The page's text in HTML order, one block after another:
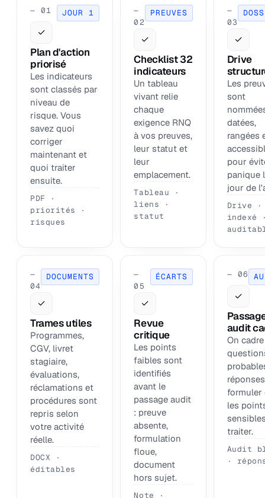
— 01 JOUR 1
✓
Plan d'action
priorisé
Les indicateurs
sont classés par
niveau de
risque. Vous
savez quoi
corriger
maintenant et
quoi traiter
ensuite.
PDF ·
priorités ·
risques
—
02
PREUVES
✓
Checklist 32
indicateurs
Un tableau
vivant relie
chaque
exigence RNQ
à vos preuves,
leur statut et
leur
emplacement.
Tableau ·
liens ·
statut
—
03
✓
Drive
Les
sont
datées,
rangées
pour
panique
jour de
Drive ·
indexé
—
04
DOCUMENTS
✓
Trames utiles
Programmes,
CGV, livret
stagiaire,
évaluations,
réclamations et
procédures sont
repris selon
votre activité
réelle.
DOCX ·
éditables
—
05
ÉCARTS
✓
Revue
critique
Les points
faibles sont
identifiés
avant le
passage audit
: preuve
absente,
formulation
floue,
document
hors sujet.
Note ·
— 06
✓
audit
On
formuler
les
traiter.
Audit
·